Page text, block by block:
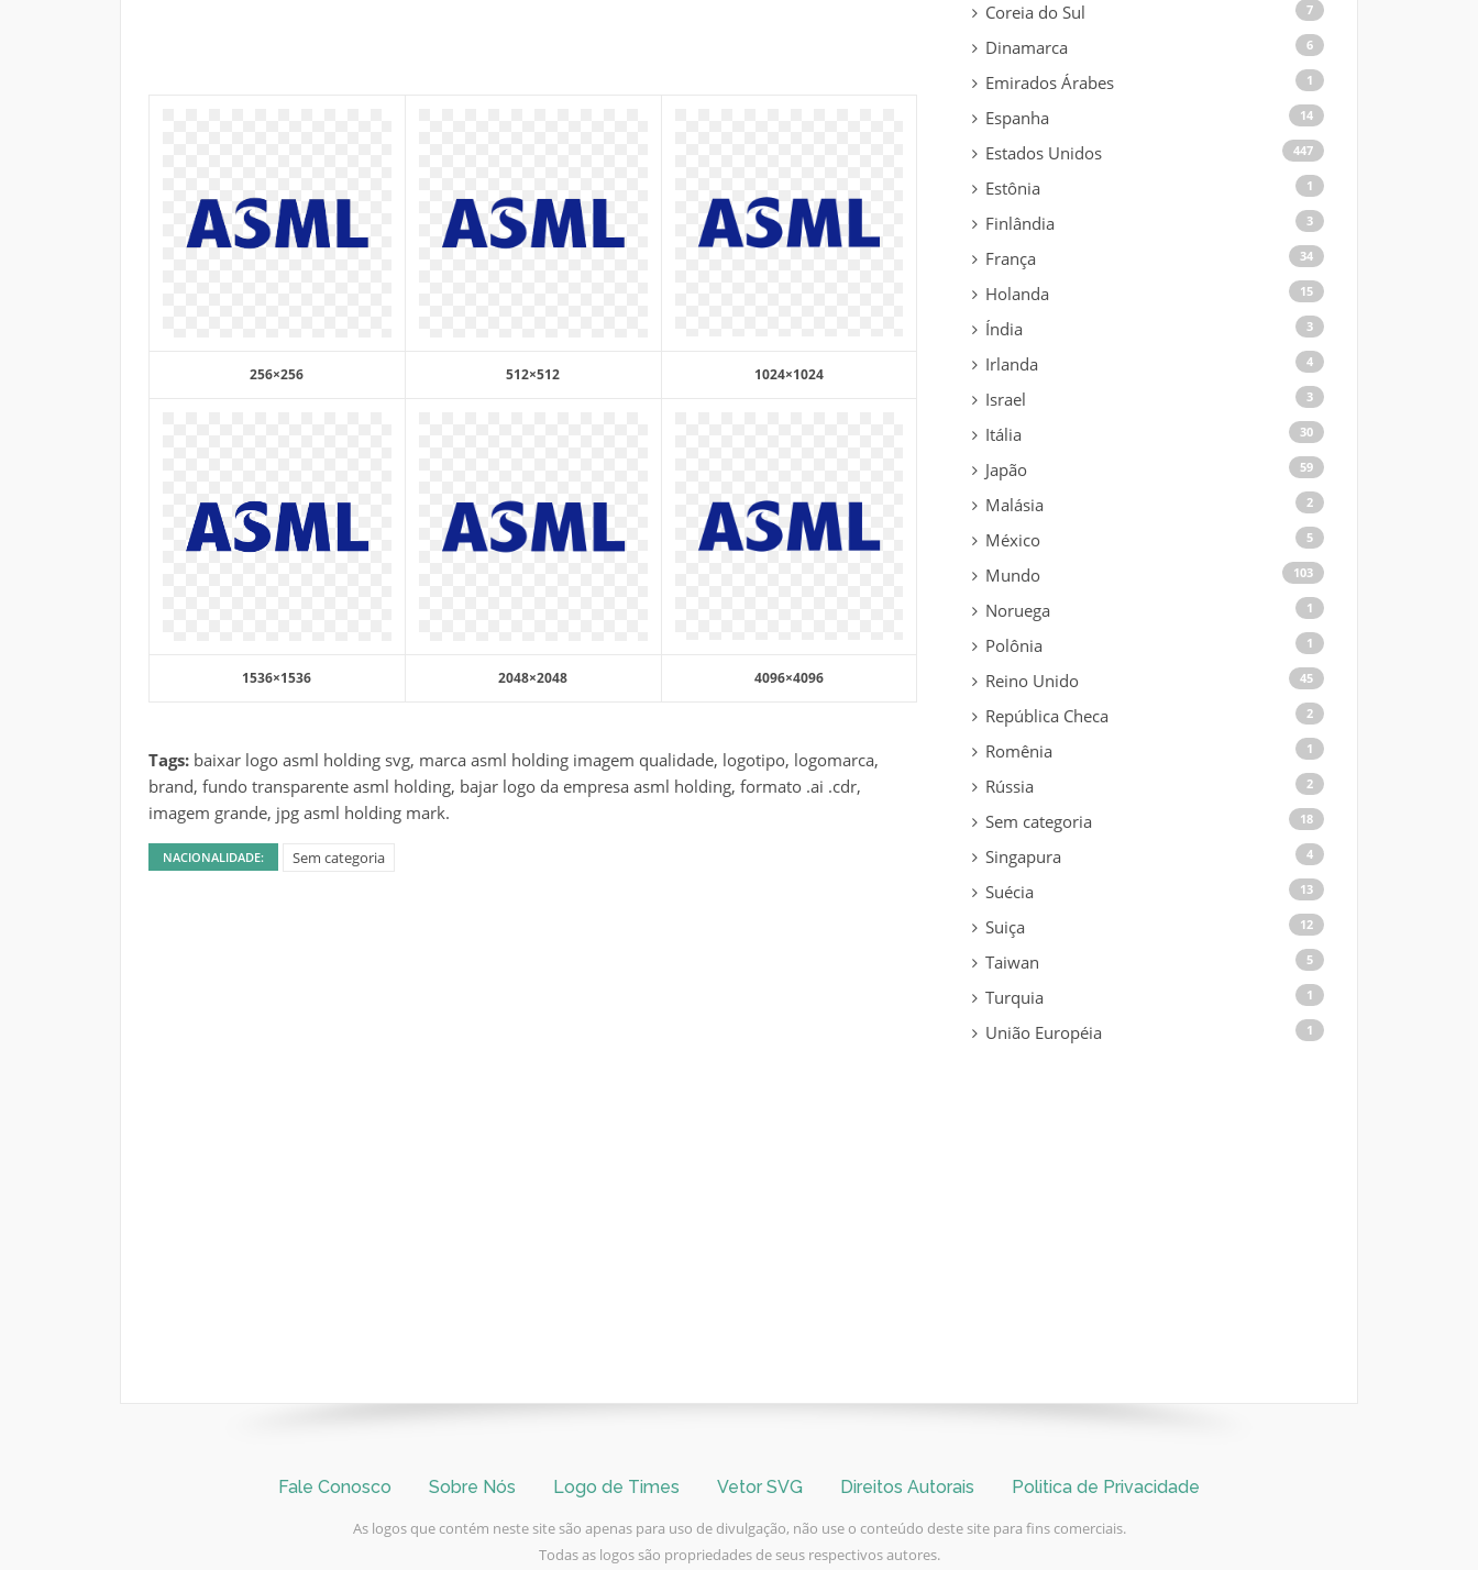
256×256 512×512 1024×1024
1536×1536 2048×2048 4096×4096
Tags: baixar logo asml holding svg, marca asml holding imagem qualidade, logotipo, logomarca,
brand, fundo transparente asml holding, bajar logo da empresa asml holding, formato .ai .cdr,
imagem grande, jpg asml holding mark.
NACIONALIDADE: Sem categoria
Coreia do Sul 7
Dinamarca 6
Emirados Árabes 1
Espanha 14
Estados Unidos 447
Estônia 1
Finlândia 3
França 34
Holanda 15
Índia 3
Irlanda 4
Israel 3
Itália 30
Japão 59
Malásia 2
México 5
Mundo 103
Noruega 1
Polônia 1
Reino Unido 45
República Checa 2
Romênia 1
Rússia 2
Sem categoria 18
Singapura 4
Suécia 13
Suiça 12
Taiwan 5
Turquia 1
União Européia 1
Fale Conosco Sobre Nós Logo de Times Vetor SVG Direitos Autorais Politica de Privacidade
As logos que contém neste site são apenas para uso de divulgação, não use o conteúdo deste site para fins comerciais.
Todas as logos são propriedades de seus respectivos autores.